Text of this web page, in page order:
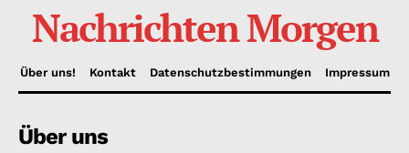
Nachrichten Morgen
Über uns! Kontakt Datenschutzbestimmungen Impressum
Über uns